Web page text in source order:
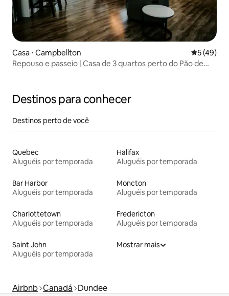
Casa ⋅ Campbellton 5 de uma
5 (49)
Repouso e passeio | Casa de 3 quartos perto do Pão de
Destinos para conhecer
Destinos perto de você
Quebec
Aluguéis por temporada
Halifax
Aluguéis por temporada
Bar Harbor
Aluguéis por temporada
Moncton
Aluguéis por temporada
Charlottetown
Aluguéis por temporada
Fredericton
Aluguéis por temporada
Saint John
Aluguéis por temporada
Mostrar mais
Airbnb Canadá Dundee